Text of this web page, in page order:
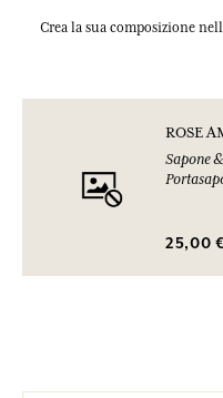
Crea la sua composizione
ROSE
Sapone
25,00 €